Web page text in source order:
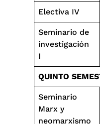
Electiva IV
Seminario de
investigación
I
QUINTO
Seminario
Marx y
neomarxismo